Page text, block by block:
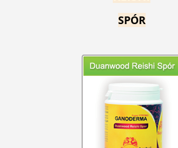
SPÓR